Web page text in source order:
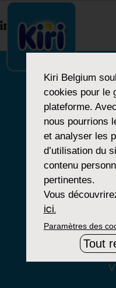
index.php
NOS
Kiri Belgium
cookies pour le
plateforme.
nous pourrions
et analyser les
d’utilisation du
contenu
pertinentes.
Vous
ici.
Paramètres des
Tout